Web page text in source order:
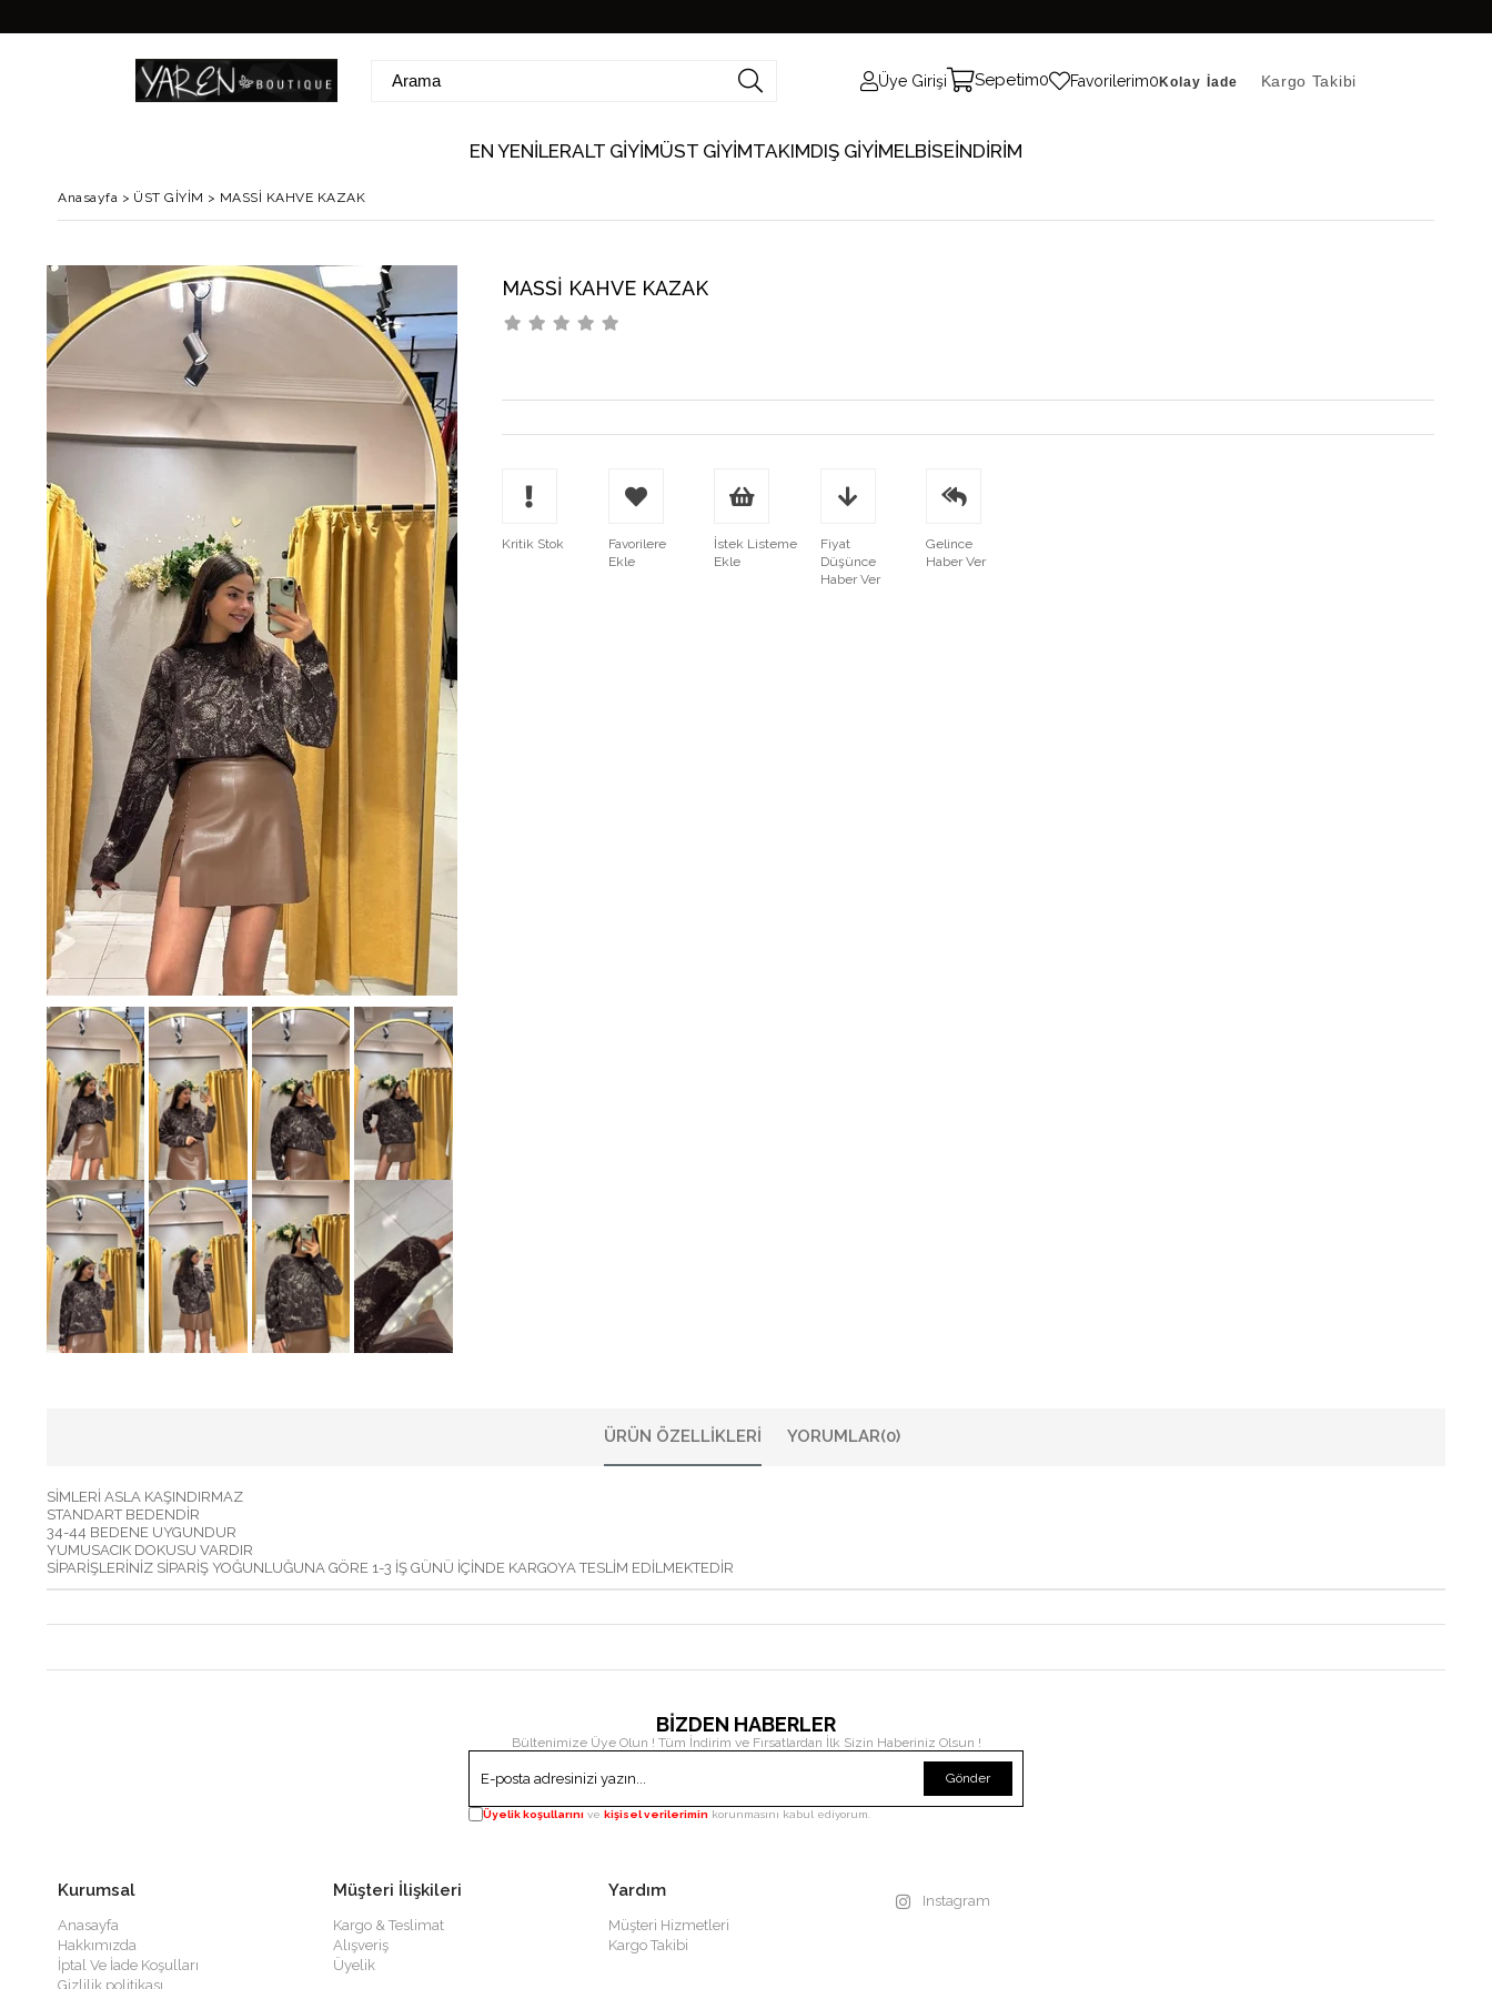
Üye Girişi Sepetim0 Favorilerim0Kolay İade Kargo Takibi
EN YENİLERALT GİYİMÜST GİYİMTAKIMDIŞ GİYİMELBİSEİNDİRİM
Anasayfa > ÜST GİYİM > MASSİ KAHVE KAZAK
MASSİ KAHVE KAZAK
Kritik Stok
Favorilere
Ekle
İstek Listeme
Ekle
Fiyat
Düşünce
Haber Ver
Gelince
Haber Ver
ÜRÜN ÖZELLIKLERI YORUMLAR(0)
SİMLERİ ASLA KAŞINDIRMAZ
STANDART BEDENDİR
34-44 BEDENE UYGUNDUR
YUMUSACIK DOKUSU VARDIR
SİPARİŞLERİNİZ SİPARİŞ YOĞUNLUĞUNA GÖRE 1-3 İŞ GÜNÜ İÇİNDE KARGOYA TESLİM EDİLMEKTEDİR
BİZDEN HABERLER
Bültenimize Üye Olun ! Tüm İndirim ve Fırsatlardan İlk Sizin Haberiniz Olsun !
Gönder
Üyelik koşullarını ve kişisel verilerimin korunmasını kabul ediyorum.
Kurumsal
Anasayfa
Hakkımızda
İptal Ve İade Koşulları
Gizlilik politikası
Müşteri İlişkileri
Kargo & Teslimat
Alışveriş
Üyelik
Yardım
Müşteri Hizmetleri
Kargo Takibi
Instagram